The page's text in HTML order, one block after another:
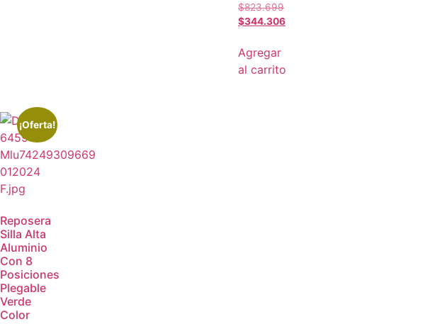
$823.699
$344.306
Agregar
al carrito
¡Oferta!
Reposera
Silla Alta
Aluminio
Con 8
Posiciones
Plegable
Verde
Color